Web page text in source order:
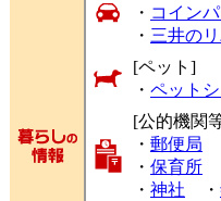
・ コイン
・ 三井の
[ペット]
・ ペット
[公的機関
・ 郵便局
・ 保育所
・ 神社 ・